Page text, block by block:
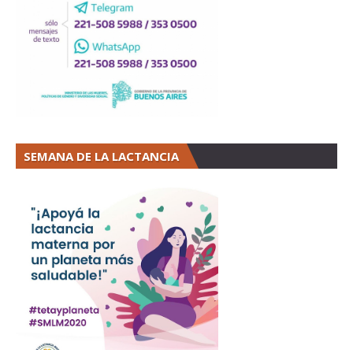
SEMANA DE LA LACTANCIA